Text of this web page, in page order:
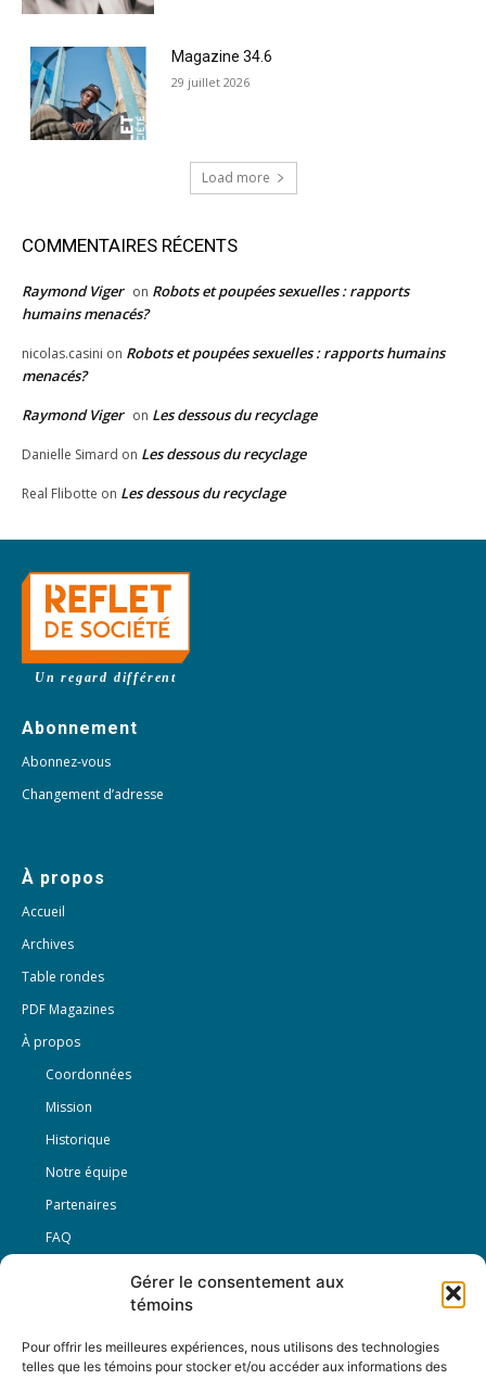
Gérer le consentement aux
témoins
Pour offrir les meilleures expériences, nous utilisons des technologies
telles que les témoins pour stocker et/ou accéder aux informations des
Magazine 34.6
29 juillet 2026
Load more
COMMENTAIRES RÉCENTS
Raymond Viger on Robots et poupées sexuelles : rapports
humains menacés?
nicolas.casini on Robots et poupées sexuelles : rapports humains
menacés?
Raymond Viger on Les dessous du recyclage
Danielle Simard on Les dessous du recyclage
Real Flibotte on Les dessous du recyclage
Un regard différent
Abonnement
Abonnez-vous
Changement d’adresse
À propos
Accueil
Archives
Table rondes
PDF Magazines
À propos
Coordonnées
Mission
Historique
Notre équipe
Partenaires
FAQ
Conditions générales